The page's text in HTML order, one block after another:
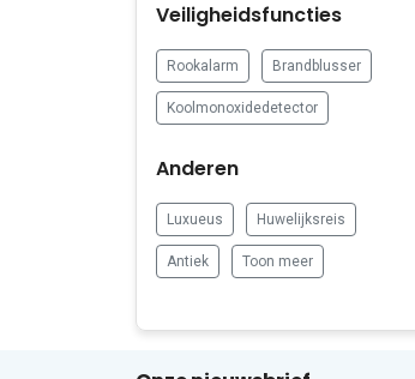
Veiligheidsfuncties
Rookalarm Brandblusser
Koolmonoxidedetector
Anderen
Luxueus Huwelijksreis
Antiek Toon meer